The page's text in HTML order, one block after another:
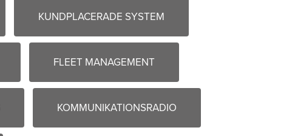
KUNDPLACERADE SYSTEM
FLEET MANAGEMENT
KOMMUNIKATIONSRADIO